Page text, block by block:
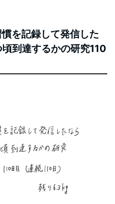
を記録して発信した
到達するかの研究110